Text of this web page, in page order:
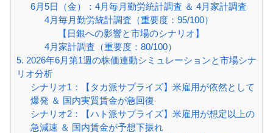
6月5日（金）：4月毎月勤労統計調査 ＆ 4月家計調査
4月毎月勤労統計調査（重要度：95/100）
【日銀への影響と市場のシナリオ】
4月家計調査（重要度：80/100）
5. 2026年6月第1週の株価連動シミュレーションと市場シナ
リオ分析
シナリオ1：【タカ派サプライズ】米雇用が依然として
爆発 ＆ 国内実質賃金が急回復
シナリオ2：【ハト派サプライズ】米雇用が想定以上の
急減速 ＆ 国内賃金が予想下振れ